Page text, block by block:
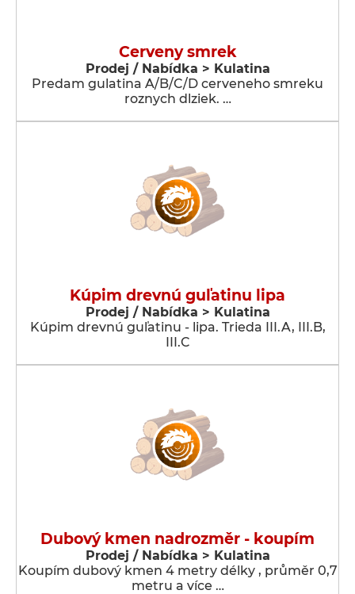
Cerveny smrek
Prodej / Nabídka > Kulatina
Predam gulatina A/B/C/D cerveneho smreku
roznych dlziek. …
Kúpim drevnú guľatinu lipa
Prodej / Nabídka > Kulatina
Kúpim drevnú guľatinu - lipa. Trieda III.A, III.B,
III.C
Dubový kmen nadrozměr - koupím
Prodej / Nabídka > Kulatina
Koupím dubový kmen 4 metry délky , průměr 0,7
metru a více …